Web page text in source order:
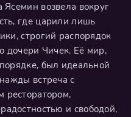
возвела вокруг
где царили лишь
строгий распорядок
дочери Чичек. Её мир,
был идеальной
встреча с
и свободой,